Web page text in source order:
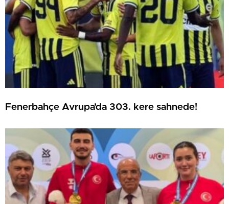
Fenerbahçe Avrupa’da 303. kere sahnede!